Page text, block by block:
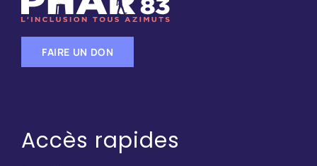
FAIRE UN DON
Accès rapides